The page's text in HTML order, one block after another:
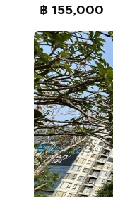
฿ 155,000